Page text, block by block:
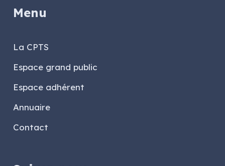
Menu
La CPTS
Espace grand public
Espace adhérent
Annuaire
Contact